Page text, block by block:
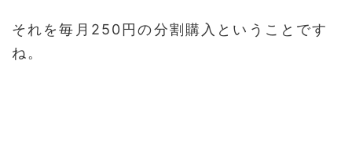
それを毎月250円の分割購入ということです
ね。